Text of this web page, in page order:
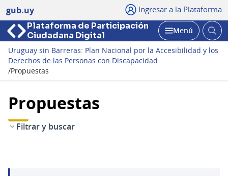
gub.uy Ingresar a la Plataforma
Plataforma de Participación
Ciudadana Digital
Abrir
Menú
Uruguay sin Barreras: Plan Nacional por la Accesibilidad y los
Derechos de las Personas con Discapacidad
/Propuestas
Propuestas
Filtrar y buscar